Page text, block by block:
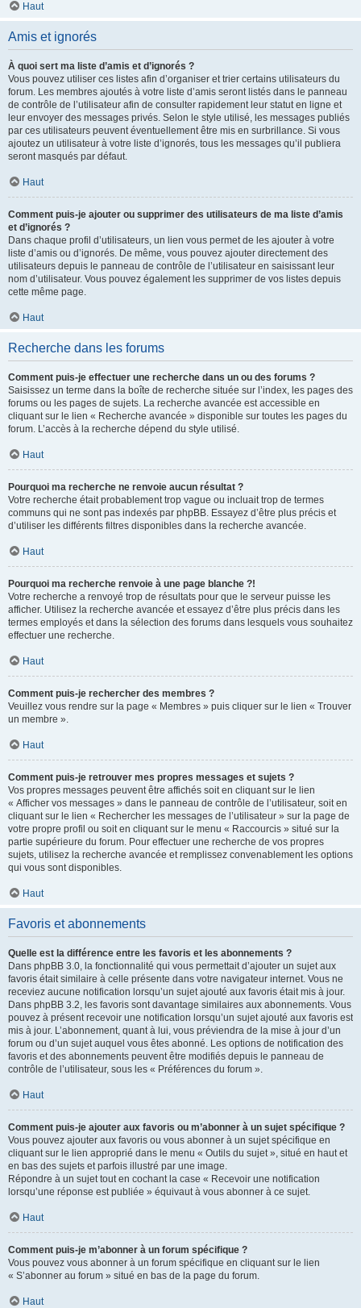
Haut
Amis et ignorés
À quoi sert ma liste d’amis et d’ignorés ?
Vous pouvez utiliser ces listes afin d’organiser et trier certains utilisateurs du
forum. Les membres ajoutés à votre liste d’amis seront listés dans le panneau
de contrôle de l’utilisateur afin de consulter rapidement leur statut en ligne et
leur envoyer des messages privés. Selon le style utilisé, les messages publiés
par ces utilisateurs peuvent éventuellement être mis en surbrillance. Si vous
ajoutez un utilisateur à votre liste d’ignorés, tous les messages qu’il publiera
seront masqués par défaut.
Haut
Comment puis-je ajouter ou supprimer des utilisateurs de ma liste d’amis
et d’ignorés ?
Dans chaque profil d’utilisateurs, un lien vous permet de les ajouter à votre
liste d’amis ou d’ignorés. De même, vous pouvez ajouter directement des
utilisateurs depuis le panneau de contrôle de l’utilisateur en saisissant leur
nom d’utilisateur. Vous pouvez également les supprimer de vos listes depuis
cette même page.
Haut
Recherche dans les forums
Comment puis-je effectuer une recherche dans un ou des forums ?
Saisissez un terme dans la boîte de recherche située sur l’index, les pages des
forums ou les pages de sujets. La recherche avancée est accessible en
cliquant sur le lien « Recherche avancée » disponible sur toutes les pages du
forum. L’accès à la recherche dépend du style utilisé.
Haut
Pourquoi ma recherche ne renvoie aucun résultat ?
Votre recherche était probablement trop vague ou incluait trop de termes
communs qui ne sont pas indexés par phpBB. Essayez d’être plus précis et
d’utiliser les différents filtres disponibles dans la recherche avancée.
Haut
Pourquoi ma recherche renvoie à une page blanche ?!
Votre recherche a renvoyé trop de résultats pour que le serveur puisse les
afficher. Utilisez la recherche avancée et essayez d’être plus précis dans les
termes employés et dans la sélection des forums dans lesquels vous souhaitez
effectuer une recherche.
Haut
Comment puis-je rechercher des membres ?
Veuillez vous rendre sur la page « Membres » puis cliquer sur le lien « Trouver
un membre ».
Haut
Comment puis-je retrouver mes propres messages et sujets ?
Vos propres messages peuvent être affichés soit en cliquant sur le lien
« Afficher vos messages » dans le panneau de contrôle de l’utilisateur, soit en
cliquant sur le lien « Rechercher les messages de l’utilisateur » sur la page de
votre propre profil ou soit en cliquant sur le menu « Raccourcis » situé sur la
partie supérieure du forum. Pour effectuer une recherche de vos propres
sujets, utilisez la recherche avancée et remplissez convenablement les options
qui vous sont disponibles.
Haut
Favoris et abonnements
Quelle est la différence entre les favoris et les abonnements ?
Dans phpBB 3.0, la fonctionnalité qui vous permettait d’ajouter un sujet aux
favoris était similaire à celle présente dans votre navigateur internet. Vous ne
receviez aucune notification lorsqu’un sujet ajouté aux favoris était mis à jour.
Dans phpBB 3.2, les favoris sont davantage similaires aux abonnements. Vous
pouvez à présent recevoir une notification lorsqu’un sujet ajouté aux favoris est
mis à jour. L’abonnement, quant à lui, vous préviendra de la mise à jour d’un
forum ou d’un sujet auquel vous êtes abonné. Les options de notification des
favoris et des abonnements peuvent être modifiés depuis le panneau de
contrôle de l’utilisateur, sous les « Préférences du forum ».
Haut
Comment puis-je ajouter aux favoris ou m’abonner à un sujet spécifique ?
Vous pouvez ajouter aux favoris ou vous abonner à un sujet spécifique en
cliquant sur le lien approprié dans le menu « Outils du sujet », situé en haut et
en bas des sujets et parfois illustré par une image.
Répondre à un sujet tout en cochant la case « Recevoir une notification
lorsqu’une réponse est publiée » équivaut à vous abonner à ce sujet.
Haut
Comment puis-je m’abonner à un forum spécifique ?
Vous pouvez vous abonner à un forum spécifique en cliquant sur le lien
« S’abonner au forum » situé en bas de la page du forum.
Haut